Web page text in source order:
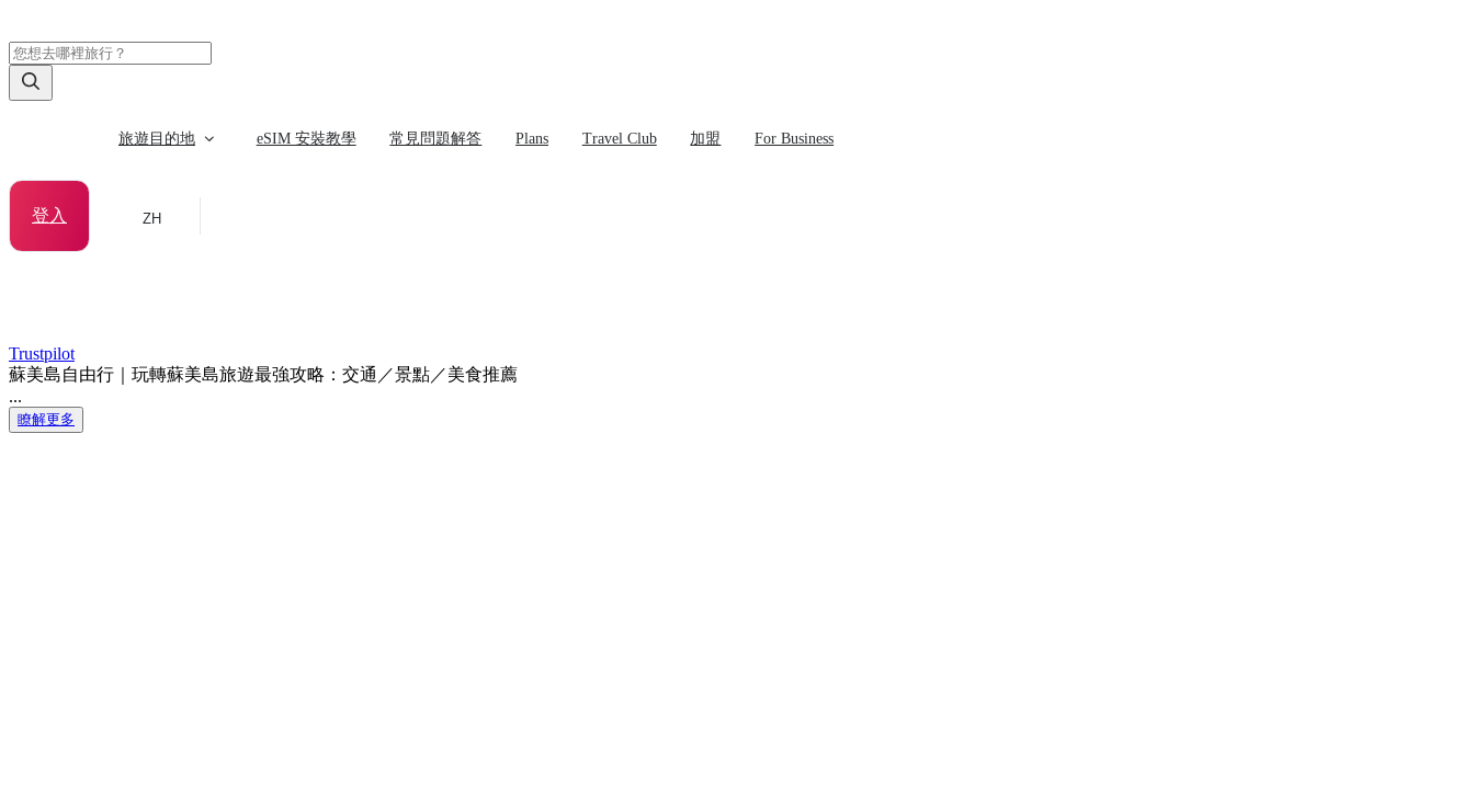
旅遊目的地 eSIM 安裝教學 常見問題解答 Plans Travel Club 加盟 For Business
登入 ZH
Trustpilot
蘇美島自由行｜玩轉蘇美島旅遊最強攻略：交通／景點／美食推薦
...
瞭解更多